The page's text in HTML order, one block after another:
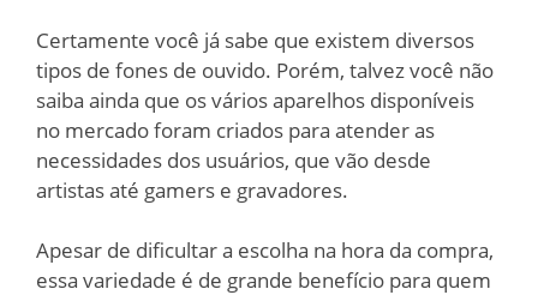
Certamente você já sabe que existem diversos
tipos de fones de ouvido. Porém, talvez você não
saiba ainda que os vários aparelhos disponíveis
no mercado foram criados para atender as
necessidades dos usuários, que vão desde
artistas até gamers e gravadores.
Apesar de dificultar a escolha na hora da compra,
essa variedade é de grande benefício para quem